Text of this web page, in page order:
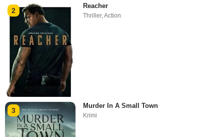
2
Reacher
Thriller,Action
3
Murder In A Small Town
Krimi